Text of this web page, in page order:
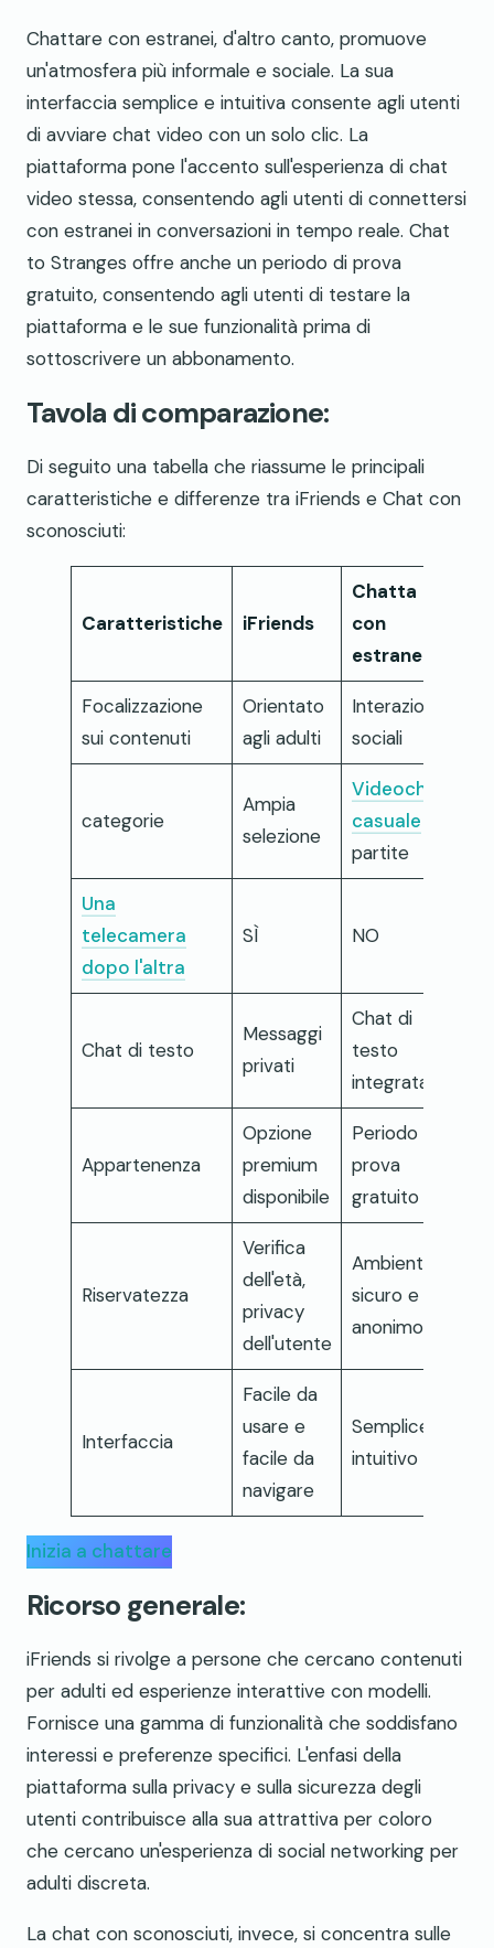
Chattare con estranei, d'altro canto, promuove
un'atmosfera più informale e sociale. La sua
interfaccia semplice e intuitiva consente agli utenti
di avviare chat video con un solo clic. La
piattaforma pone l'accento sull'esperienza di chat
video stessa, consentendo agli utenti di connettersi
con estranei in conversazioni in tempo reale. Chat
to Stranges offre anche un periodo di prova
gratuito, consentendo agli utenti di testare la
piattaforma e le sue funzionalità prima di
sottoscrivere un abbonamento.
Tavola di comparazione:
Di seguito una tabella che riassume le principali
caratteristiche e differenze tra iFriends e Chat con
sconosciuti:
Caratteristiche iFriends
Chatta
con
estranei
Focalizzazione
sui contenuti
Orientato
agli adulti
Interazioni
sociali
categorie
Ampia
selezione
Videochat
casuale
partite
Una
telecamera
dopo l'altra
SÌ NO
Chat di testo
Messaggi
privati
Chat di
testo
integrata
Appartenenza
Opzione
premium
disponibile
Periodo di
prova
gratuito
Riservatezza
Verifica
dell'età,
privacy
dell'utente
Ambiente
sicuro e
anonimo
Interfaccia
Facile da
usare e
facile da
navigare
Semplice e
intuitivo
Inizia a chattare
Ricorso generale:
iFriends si rivolge a persone che cercano contenuti
per adulti ed esperienze interattive con modelli.
Fornisce una gamma di funzionalità che soddisfano
interessi e preferenze specifici. L'enfasi della
piattaforma sulla privacy e sulla sicurezza degli
utenti contribuisce alla sua attrattiva per coloro
che cercano un'esperienza di social networking per
adulti discreta.
La chat con sconosciuti, invece, si concentra sulle